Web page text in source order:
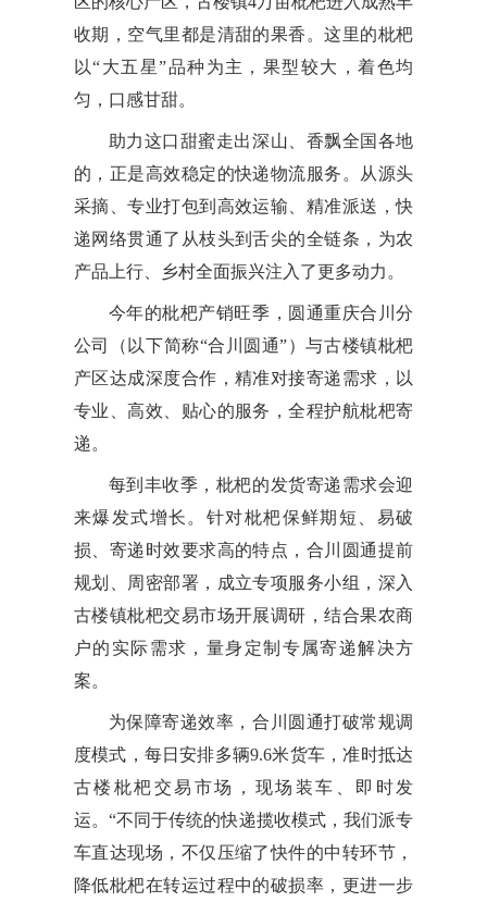
收期，空气里都是清甜的果香。这里的枇杷
以“大五星”品种为主，果型较大，着色均
匀，口感甘甜。
助力这口甜蜜走出深山、香飘全国各地
的，正是高效稳定的快递物流服务。从源头
采摘、专业打包到高效运输、精准派送，快
递网络贯通了从枝头到舌尖的全链条，为农
产品上行、乡村全面振兴注入了更多动力。
今年的枇杷产销旺季，圆通重庆合川分
公司（以下简称“合川圆通”）与古楼镇枇杷
产区达成深度合作，精准对接寄递需求，以
专业、高效、贴心的服务，全程护航枇杷寄
递。
每到丰收季，枇杷的发货寄递需求会迎
来爆发式增长。针对枇杷保鲜期短、易破
损、寄递时效要求高的特点，合川圆通提前
规划、周密部署，成立专项服务小组，深入
古楼镇枇杷交易市场开展调研，结合果农商
户的实际需求，量身定制专属寄递解决方
案。
为保障寄递效率，合川圆通打破常规调
度模式，每日安排多辆9.6米货车，准时抵达
古楼枇杷交易市场，现场装车、即时发
运。“不同于传统的快递揽收模式，我们派专
车直达现场，不仅压缩了快件的中转环节，
降低枇杷在转运过程中的破损率，更进一步